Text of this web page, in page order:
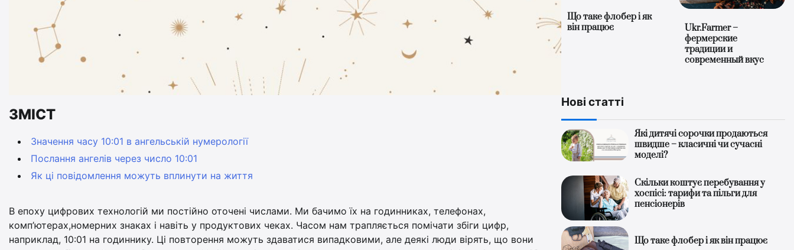
ЗМІСТ
Значення часу 10:01 в ангельській нумерології
Послання ангелів через число 10:01
Як ці повідомлення можуть вплинути на життя
В епоху цифрових технологій ми постійно оточені числами. Ми бачимо їх на годинниках, телефонах,
комп’ютерах,номерних знаках і навіть у продуктових чеках. Часом нам трапляється помічати збіги цифр,
наприклад, 10:01 на годиннику. Ці повторення можуть здаватися випадковими, але деякі люди вірять, що вони
Що таке флобер і як
він працює
Ukr.Farmer –
фермерские
традиции и
современный вкус
Нові статті
Які дитячі сорочки продаються
швидше – класичні чи сучасні
моделі?
Скільки коштує перебування у
хоспісі: тарифи та пільги для
пенсіонерів
Що таке флобер і як він працює